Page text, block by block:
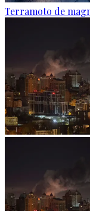
Terramoto de